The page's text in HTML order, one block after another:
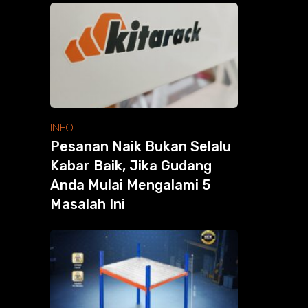
INFO
Pesanan Naik Bukan Selalu
Kabar Baik, Jika Gudang
Anda Mulai Mengalami 5
Masalah Ini